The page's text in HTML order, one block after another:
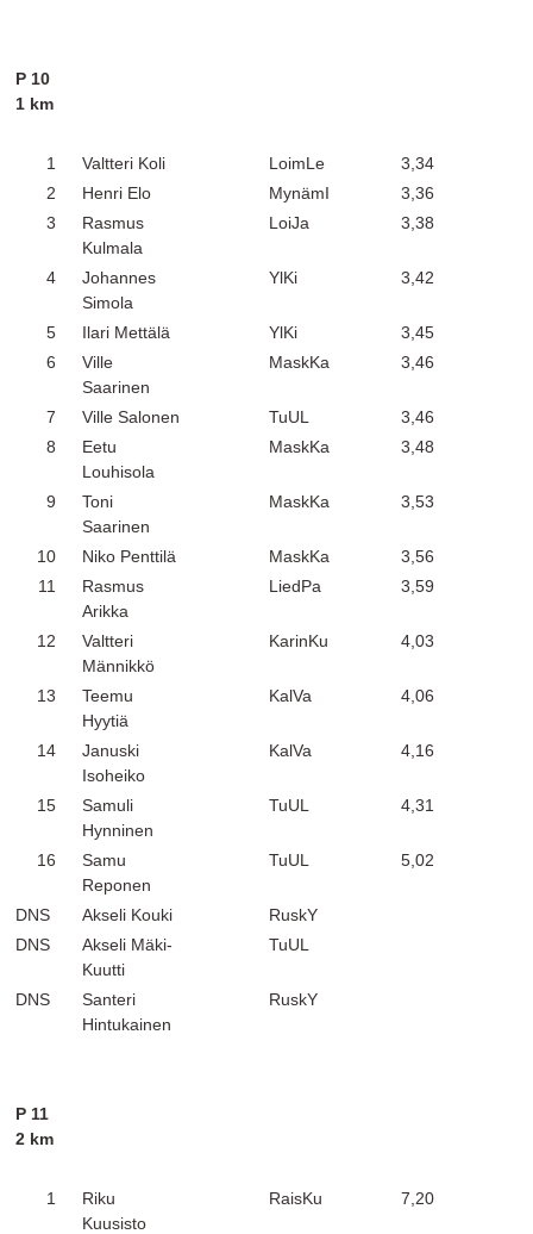
P 10
1 km
1 Valtteri Koli LoimLe
3,34
2
Henri Elo MynämI
3,36
3
Rasmus
Kulmala
LoiJa 3,38
4
Johannes
Simola
YlKi 3,42
5 Ilari Mettälä YlKi
3,45
6
Ville
Saarinen
MaskKa 3,46
7 Ville Salonen TuUL
3,46
8
Eetu
Louhisola
MaskKa 3,48
9
Toni
Saarinen
MaskKa 3,53
10 Niko Penttilä MaskKa
3,56
11
Rasmus
Arikka
LiedPa 3,59
12
Valtteri
Männikkö
KarinKu 4,03
13
Teemu
Hyytiä
KalVa 4,06
14
Januski
Isoheiko
KalVa 4,16
15
Samuli
Hynninen
TuUL 4,31
16
Samu
Reponen
TuUL 5,02
DNS Akseli Kouki
RuskY
DNS
Akseli Mäki-
Kuutti
TuUL
DNS
Santeri
Hintukainen
RuskY
P 11
2 km
1
Riku
Kuusisto
RaisKu 7,20